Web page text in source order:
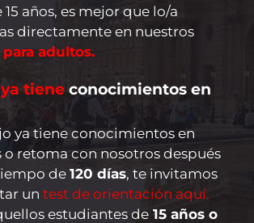
15 años, es mejor que lo/a
directamente en nuestros
adultos.
ya tiene conocimientos en
ya tiene conocimientos en
o retoma con nosotros después
de 120 días, te invitamos
un test de orientación aquí.
estudiantes de 15 años o